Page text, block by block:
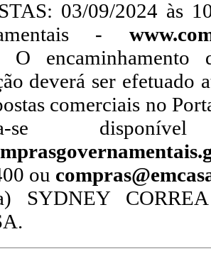
03/09/2024 às
-
O encaminhamento
deverá ser efetuado
comerciais no
se
ou
SYDNEY